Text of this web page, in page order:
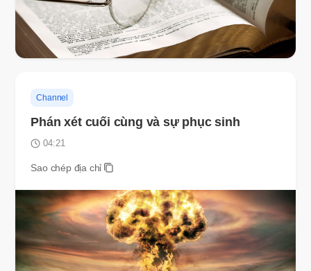
Channel
Phán xét cuối cùng và sự phục sinh
04:21
Sao chép địa chỉ